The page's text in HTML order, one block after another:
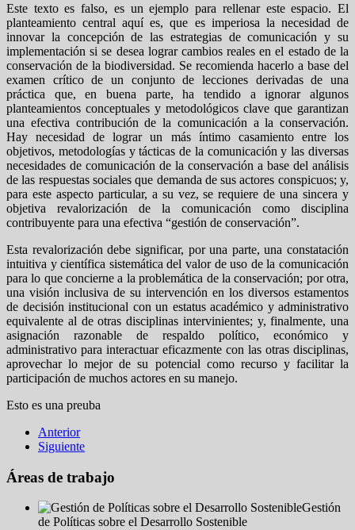
Este texto es falso, es un ejemplo para rellenar este espacio. El
planteamiento central aquí es, que es imperiosa la necesidad de
innovar la concepción de las estrategias de comunicación y su
implementación si se desea lograr cambios reales en el estado de la
conservación de la biodiversidad. Se recomienda hacerlo a base del
examen crítico de un conjunto de lecciones derivadas de una
práctica que, en buena parte, ha tendido a ignorar algunos
planteamientos conceptuales y metodológicos clave que garantizan
una efectiva contribución de la comunicación a la conservación.
Hay necesidad de lograr un más íntimo casamiento entre los
objetivos, metodologías y tácticas de la comunicación y las diversas
necesidades de comunicación de la conservación a base del análisis
de las respuestas sociales que demanda de sus actores conspicuos; y,
para este aspecto particular, a su vez, se requiere de una sincera y
objetiva revalorización de la comunicación como disciplina
contribuyente para una efectiva “gestión de conservación”.
Esta revalorización debe significar, por una parte, una constatación
intuitiva y científica sistemática del valor de uso de la comunicación
para lo que concierne a la problemática de la conservación; por otra,
una visión inclusiva de su intervención en los diversos estamentos
de decisión institucional con un estatus académico y administrativo
equivalente al de otras disciplinas intervinientes; y, finalmente, una
asignación razonable de respaldo político, económico y
administrativo para interactuar eficazmente con las otras disciplinas,
aprovechar lo mejor de su potencial como recurso y facilitar la
participación de muchos actores en su manejo.
Esto es una preuba
Anterior
Siguiente
Áreas de trabajo
Gestión
de Políticas sobre el Desarrollo Sostenible